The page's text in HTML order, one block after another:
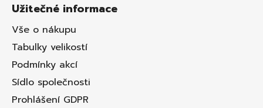
Užitečné informace
Vše o nákupu
Tabulky velikostí
Podmínky akcí
Sídlo společnosti
Prohlášení GDPR